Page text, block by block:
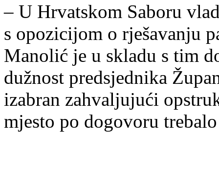
– U Hrvatskom Saboru
s opozicijom o rješavanju
Manolić je u skladu s tim
dužnost predsjednika
izabran zahvaljujući
mjesto po dogovoru